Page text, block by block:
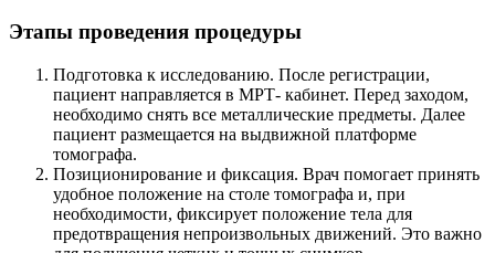
Этапы проведения процедуры
Подготовка к исследованию. После регистрации,
пациент направляется в МРТ- кабинет. Перед заходом,
необходимо снять все металлические предметы. Далее
пациент размещается на выдвижной платформе
томографа.
Позиционирование и фиксация. Врач помогает принять
удобное положение на столе томографа и, при
необходимости, фиксирует положение тела для
предотвращения непроизвольных движений. Это важно